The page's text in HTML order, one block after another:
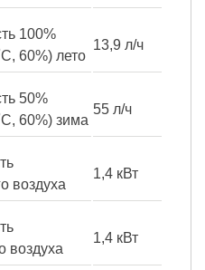
100%
60%) лето
13,9 л/ч
50%
60%) зима
55 л/ч
воздуха
1,4 кВт
воздуха
1,4 кВт